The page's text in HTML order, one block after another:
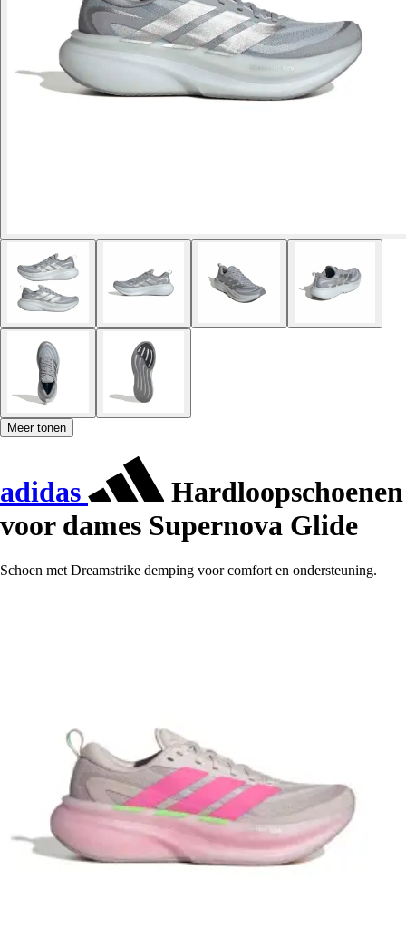
Meer tonen
adidas
Hardloopschoenen
voor dames Supernova Glide
Schoen met Dreamstrike demping voor comfort en ondersteuning.